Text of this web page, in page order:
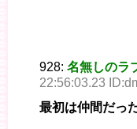
928: 名無しのラ
22:56:03.23
最初は仲間だっ